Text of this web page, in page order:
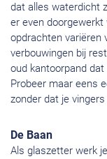
dat alles waterdicht
er even
opdrachten variëren
verbouwingen bij
oud kantoorpand
Probeer maar eens
zonder dat je
De Baan
Als glaszetter werk